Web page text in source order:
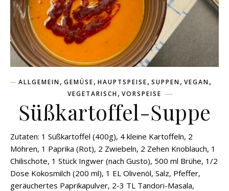
ALLGEMEIN, GEMÜSE, HAUPTSPEISE, SUPPEN, VEGAN,
VEGETARISCH, VORSPEISE
Süßkartoffel-Suppe
Zutaten: 1 Süßkartoffel (400g), 4 kleine Kartoffeln, 2
Möhren, 1 Paprika (Rot), 2 Zwiebeln, 2 Zehen Knoblauch, 1
Chilischote, 1 Stück Ingwer (nach Gusto), 500 ml Brühe, 1/2
Dose Kokosmilch (200 ml), 1 EL Olivenöl, Salz, Pfeffer,
geräuchertes Paprikapulver, 2-3 TL Tandori-Masala,